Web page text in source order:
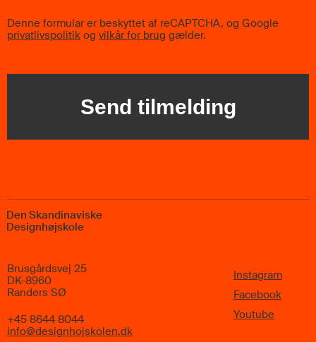
Denne formular er beskyttet af reCAPTCHA, og Google
privatlivspolitik og vilkår for brug gælder.
Den Skandinaviske
Designhøjskole
Brusgårdsvej 25
DK-8960
Randers SØ
+45 8644 8044
info@designhojskolen.dk
Instagram
Facebook
Youtube